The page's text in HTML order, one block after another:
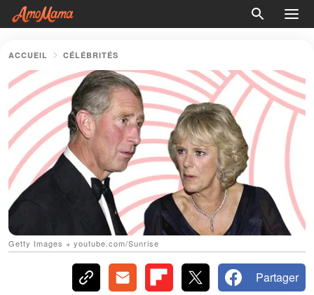
ACCUEIL CÉLÉBRITÉS
Getty Images + youtube.com/Sunrise
Partager